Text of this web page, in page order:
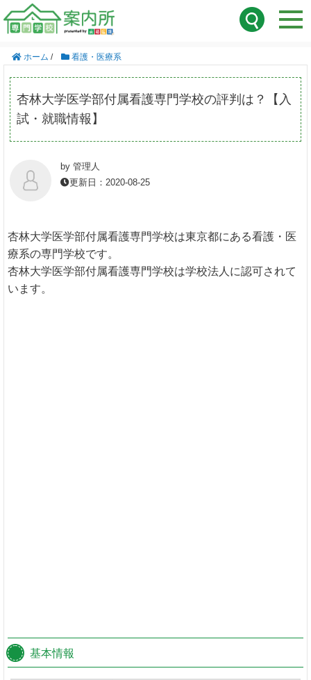
ホーム / 看護・医療系
杏林大学医学部付属看護専門学校の評判は？【入
試・就職情報】
by 管理人
更新日：2020-08-25
杏林大学医学部付属看護専門学校は東京都にある看護・医
療系の専門学校です。
杏林大学医学部付属看護専門学校は学校法人に認可されて
います。
基本情報